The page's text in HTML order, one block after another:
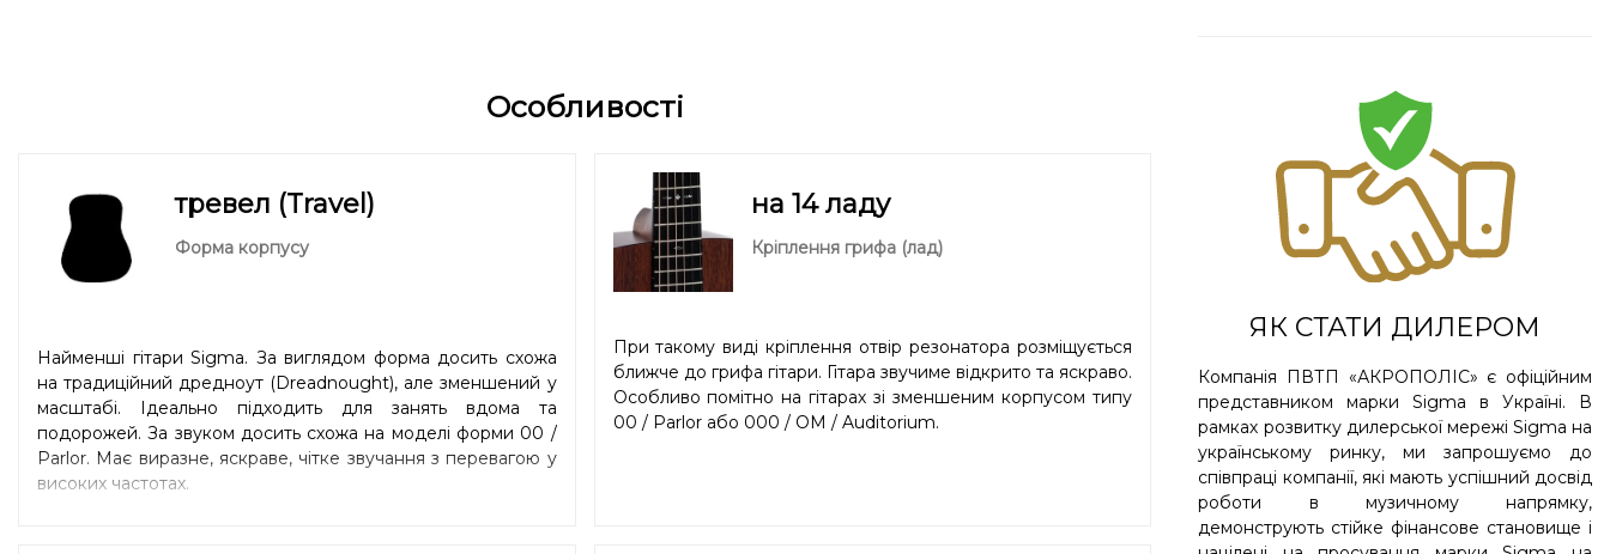
Особливості
тревел (Travel)
Форма корпусу
Найменші гітари Sigma. За виглядом форма досить схожа
на традиційний дредноут (Dreadnought), але зменшений у
масштабі. Ідеально підходить для занять вдома та
подорожей. За звуком досить схожа на моделі форми 00 /
Parlor. Має виразне, яскраве, чітке звучання з перевагою у
високих частотах.
на 14 ладу
Кріплення грифа (лад)
При такому виді кріплення отвір резонатора розміщується
ближче до грифа гітари. Гітара звучиме відкрито та яскраво.
Особливо помітно на гітарах зі зменшеним корпусом типу
00 / Parlor або 000 / OM / Auditorium.
ЯК СТАТИ ДИЛЕРОМ
Компанія ПВТП «АКРОПОЛІС» є офіційним
представником марки Sigma в Україні. В
рамках розвитку дилерської мережі Sigma на
українському ринку, ми запрошуємо до
співпраці компанії, які мають успішний досвід
роботи в музичному напрямку,
демонструють стійке фінансове становище і